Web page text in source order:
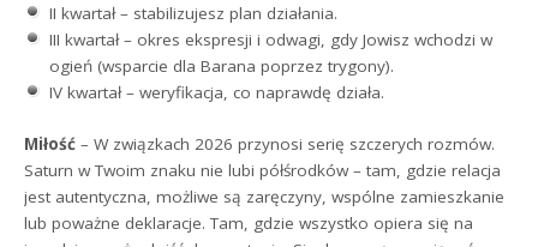
II kwartał – stabilizujesz plan działania.
III kwartał – okres ekspresji i odwagi, gdy Jowisz wchodzi w
ogień (wsparcie dla Barana poprzez trygony).
IV kwartał – weryfikacja, co naprawdę działa.
Miłość – W związkach 2026 przynosi serię szczerych rozmów.
Saturn w Twoim znaku nie lubi półśrodków – tam, gdzie relacja
jest autentyczna, możliwe są zaręczyny, wspólne zamieszkanie
lub poważne deklaracje. Tam, gdzie wszystko opiera się na